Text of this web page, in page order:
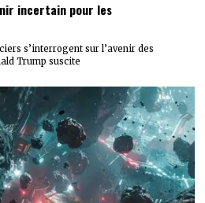
incertain pour les
s’interrogent sur l’avenir des
Trump suscite